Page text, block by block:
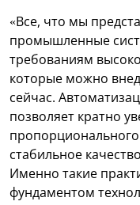
«Все, что мы
промышленные
требованиям
которые можно
сейчас.
позволяет кратно
стабильное
Именно такие
фундаментом